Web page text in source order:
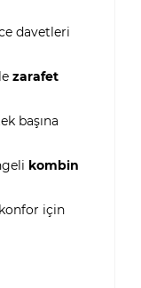
davetleri
zarafet
başına
kombin
için